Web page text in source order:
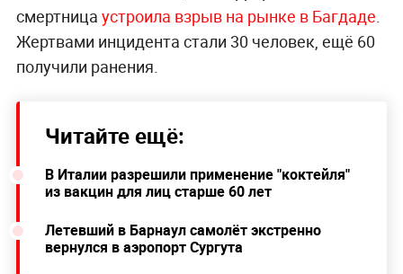
смертница устроила взрыв на рынке в Багдаде
Жертвами инцидента стали 30 человек, ещё 60
получили ранения.
Читайте ещё:
В Италии разрешили применение "коктейля"
из вакцин для лиц старше 60 лет
Летевший в Барнаул самолёт экстренно
вернулся в аэропорт Сургута